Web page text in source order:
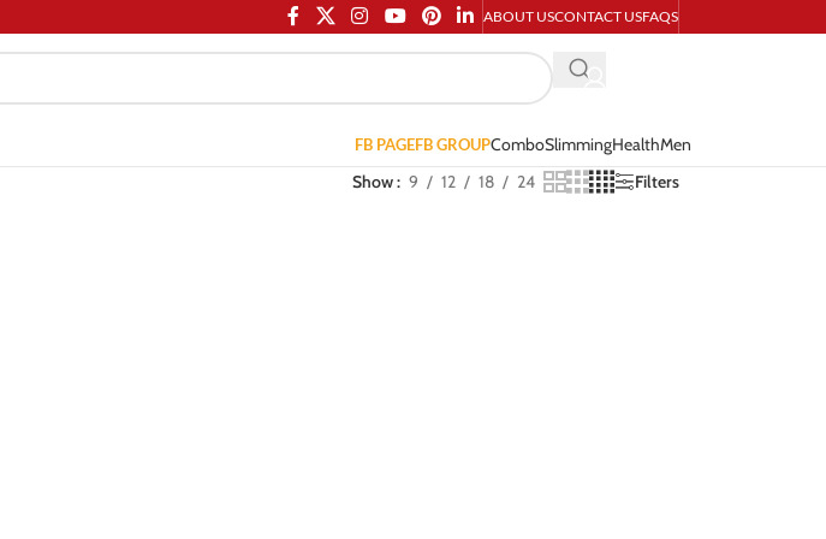
ABOUT USCONTACT USFAQS
FB PAGEFB GROUPComboSlimmingHealthMen
Show 9 12 18 24 Filters